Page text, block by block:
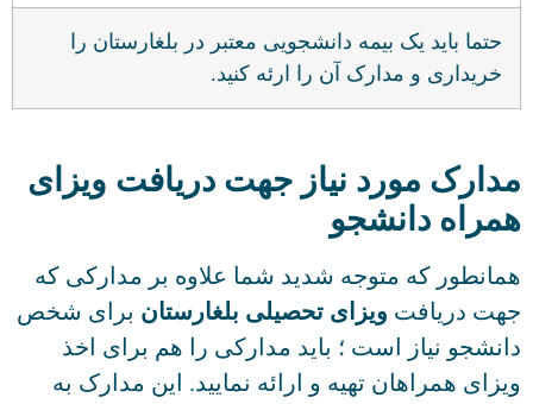
حتما باید یک بیمه دانشجویی معتبر در بلغارستان را
خریداری و مدارک آن را ارئه کنید.
مورد نیاز جهت دریافت ویزای
دانشجو
که متوجه شدید شما علاوه بر مدارکی که
دریافتویزای تحصیلی بلغارستانبرای شخص
نیاز است ؛ باید مدارکی را هم برای اخذ
همراهان تهیه و ارائه نمایید. این مدارک به